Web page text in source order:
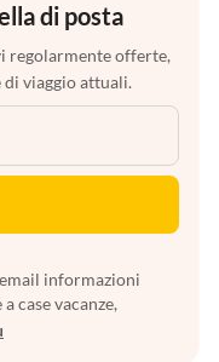
di posta
regolarmente offerte,
viaggio attuali.
informazioni
case vacanze,